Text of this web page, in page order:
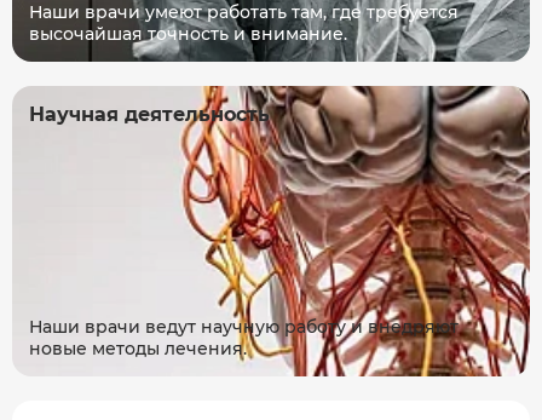
Наши врачи умеют работать там, где требуется
высочайшая точность и внимание.
Научная деятельность
Наши врачи ведут научную работу и внедряют
новые методы лечения.